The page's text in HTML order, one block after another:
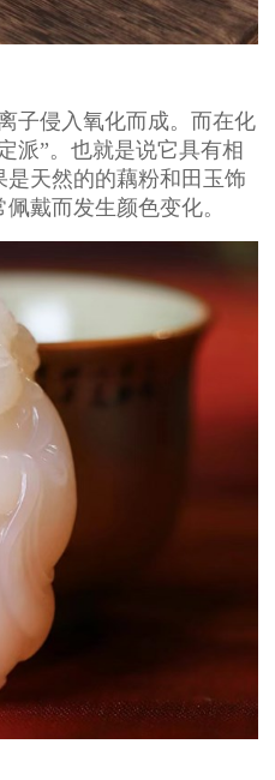
子侵入氧化而成。而在化
派”。也就是说它具有相
天然的的藕粉和田玉饰
戴而发生颜色变化。